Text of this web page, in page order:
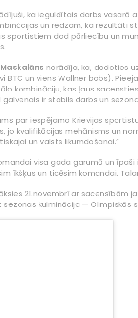
ka ieguldītais darbs
un redzam, ka rezultāti
sportistiem dod pārliecību un
norādīja, ka, dodoties
BTC un viens Wallner bobs).
kombināciju, kas ļaus
ir stabils darbs un
par iespējamo Krievijas
jo kvalifikācijas mehānisms un
un valsts likumdošanai.”
visa gada garumā un
īkšķus un ticēsim komandai.
21.novembrī ar sacensībām
kulminācija — Olimpiskās